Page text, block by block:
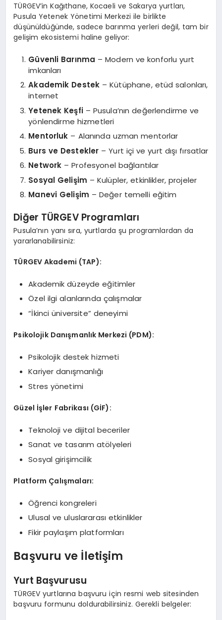
TÜRGEV’in Kağıthane, Kocaeli ve Sakarya yurtları,
Pusula Yetenek Yönetimi Merkezi ile birlikte
düşünüldüğünde, sadece barınma yerleri değil, tam bir
gelişim ekosistemi haline geliyor:
Güvenli Barınma – Modern ve konforlu yurt
imkanları
Akademik Destek – Kütüphane, etüd salonları,
internet
Yetenek Keşfi– Pusula’nın değerlendirme ve
yönlendirme hizmetleri
Mentorluk – Alanında uzman mentorlar
Burs ve Destekler – Yurt içi ve yurt dışı fırsatlar
Network – Profesyonel bağlantılar
Sosyal Gelişim – Kulüpler, etkinlikler, projeler
Manevi Gelişim – Değer temelli eğitim
Diğer TÜRGEV Programları
Pusula’nın yanı sıra, yurtlarda şu programlardan da
yararlanabilirsiniz:
TÜRGEV Akademi (TAP):
Akademik düzeyde eğitimler
Özel ilgi alanlarında çalışmalar
“İkinci üniversite” deneyimi
Psikolojik Danışmanlık Merkezi (PDM):
Psikolojik destek hizmeti
Kariyer danışmanlığı
Stres yönetimi
Güzel İşler Fabrikası (GİF):
Teknoloji ve dijital beceriler
Sanat ve tasarım atölyeleri
Sosyal girişimcilik
Platform Çalışmaları:
Öğrenci kongreleri
Ulusal ve uluslararası etkinlikler
Fikir paylaşım platformları
Başvuru ve İletişim
Yurt Başvurusu
TÜRGEV yurtlarına başvuru için resmi web sitesinden
başvuru formunu doldurabilirsiniz. Gerekli belgeler: